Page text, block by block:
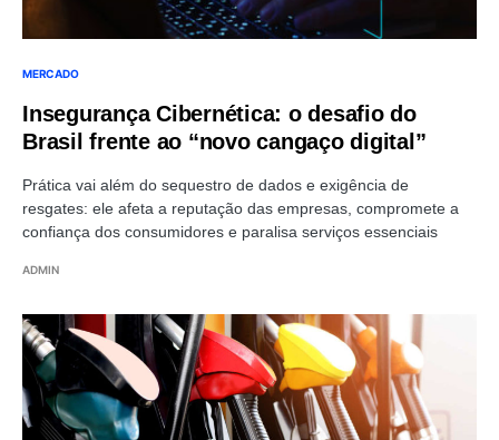
MERCADO
Insegurança Cibernética: o desafio do
Brasil frente ao “novo cangaço digital”
Prática vai além do sequestro de dados e exigência de
resgates: ele afeta a reputação das empresas, compromete a
confiança dos consumidores e paralisa serviços essenciais
ADMIN